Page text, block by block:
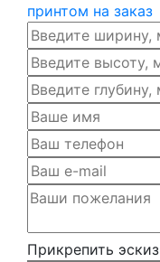
Прикрепить эскиз